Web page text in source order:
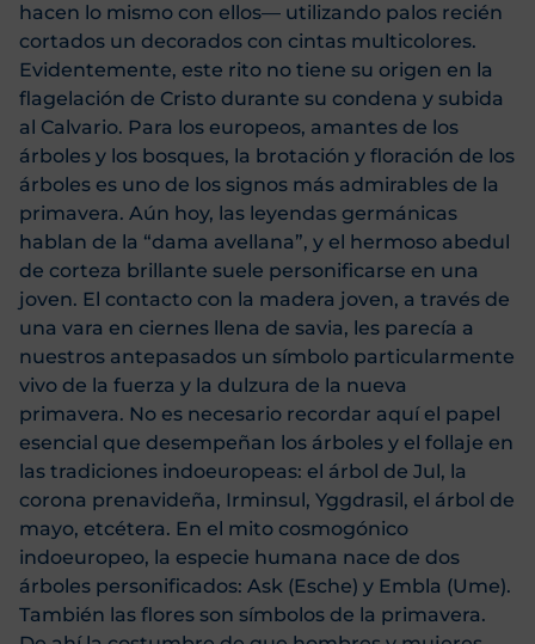
hacen lo mismo con ellos— utilizando palos recién
cortados un decorados con cintas multicolores.
Evidentemente, este rito no tiene su origen en la
flagelación de Cristo durante su condena y subida
al Calvario. Para los europeos, amantes de los
árboles y los bosques, la brotación y floración de los
árboles es uno de los signos más admirables de la
primavera. Aún hoy, las leyendas germánicas
hablan de la “dama avellana”, y el hermoso abedul
de corteza brillante suele personificarse en una
joven. El contacto con la madera joven, a través de
una vara en ciernes llena de savia, les parecía a
nuestros antepasados un símbolo particularmente
vivo de la fuerza y la dulzura de la nueva
primavera. No es necesario recordar aquí el papel
esencial que desempeñan los árboles y el follaje en
las tradiciones indoeuropeas: el árbol de Jul, la
corona prenavideña, Irminsul, Yggdrasil, el árbol de
mayo, etcétera. En el mito cosmogónico
indoeuropeo, la especie humana nace de dos
árboles personificados: Ask (Esche) y Embla (Ume).
También las flores son símbolos de la primavera.